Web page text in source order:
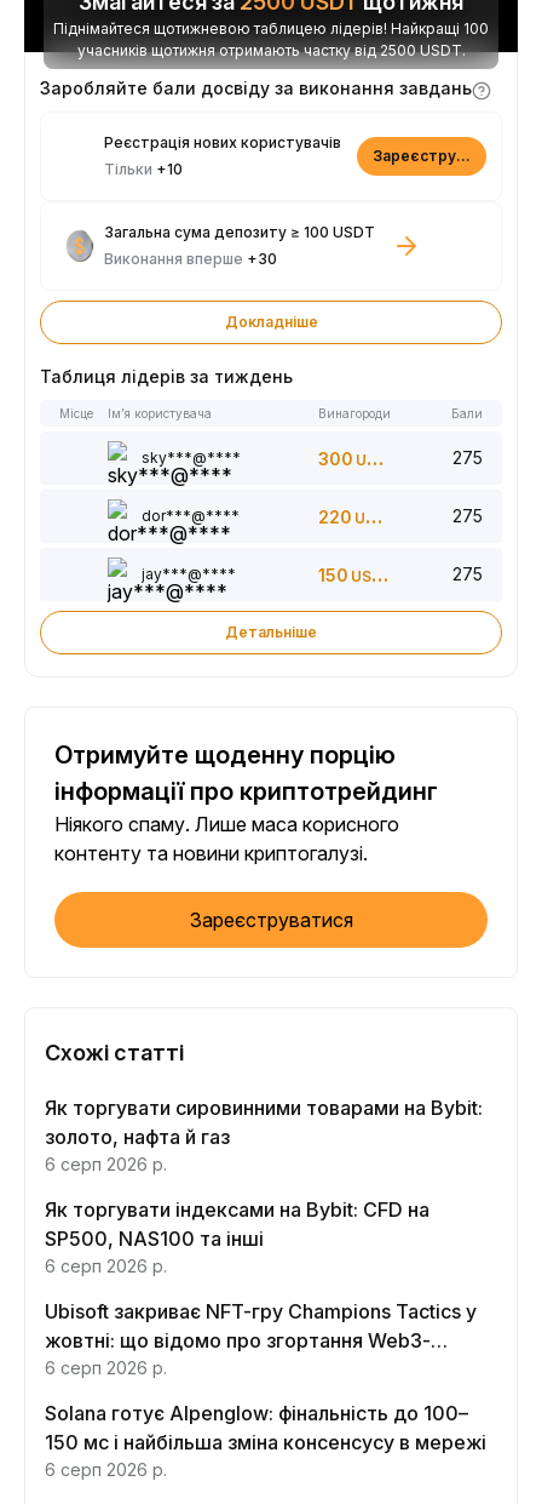
Піднімайтеся щотижневою таблицею лідерів! Найкращі 100
учасників щотижня отримають частку від 2500 USDT.
Заробляйте бали досвіду за виконання завдань
Реєстрація нових користувачів
Тільки +10
Зареєструватися
Загальна сума депозиту ≥ 100 USDT
Виконання вперше +30
Докладніше
Таблиця лідерів за тиждень
Місце Ім’я користувача Винагороди Бали
sky***@**** 300 USDT 275
dor***@**** 220 USDT 275
jay***@**** 150 USDT 275
Детальніше
Отримуйте щоденну порцію
інформації про криптотрейдинг
Ніякого спаму. Лише маса корисного
контенту та новини криптогалузі.
Зареєструватися
Схожі статті
Як торгувати сировинними товарами на Bybit:
золото, нафта й газ
6 серп 2026 р.
Як торгувати індексами на Bybit: CFD на
SP500, NAS100 та інші
6 серп 2026 р.
Ubisoft закриває NFT-гру Champions Tactics у
жовтні: що відомо про згортання Web3-
функцій
6 серп 2026 р.
Solana готує Alpenglow: фінальність до 100–
150 мс і найбільша зміна консенсусу в мережі
6 серп 2026 р.